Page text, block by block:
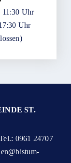
11:30 Uhr
Uhr
ST.
0961 24707